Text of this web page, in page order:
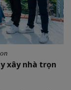
xây nhà trọn